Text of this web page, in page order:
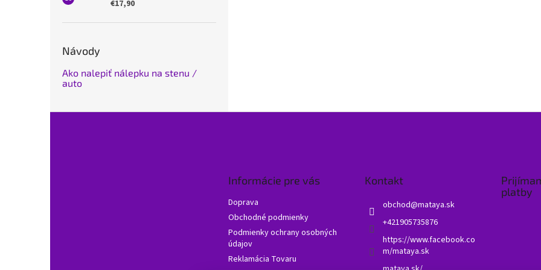
€17,90
Návody
Ako nalepiť nálepku na stenu /
auto
Informácie pre vás
Doprava
Obchodné podmienky
Podmienky ochrany osobných
údajov
Reklamácia Tovaru
Kontakt
obchod@mataya.sk
+421905735876
https://www.facebook.co
m/mataya.sk
platby